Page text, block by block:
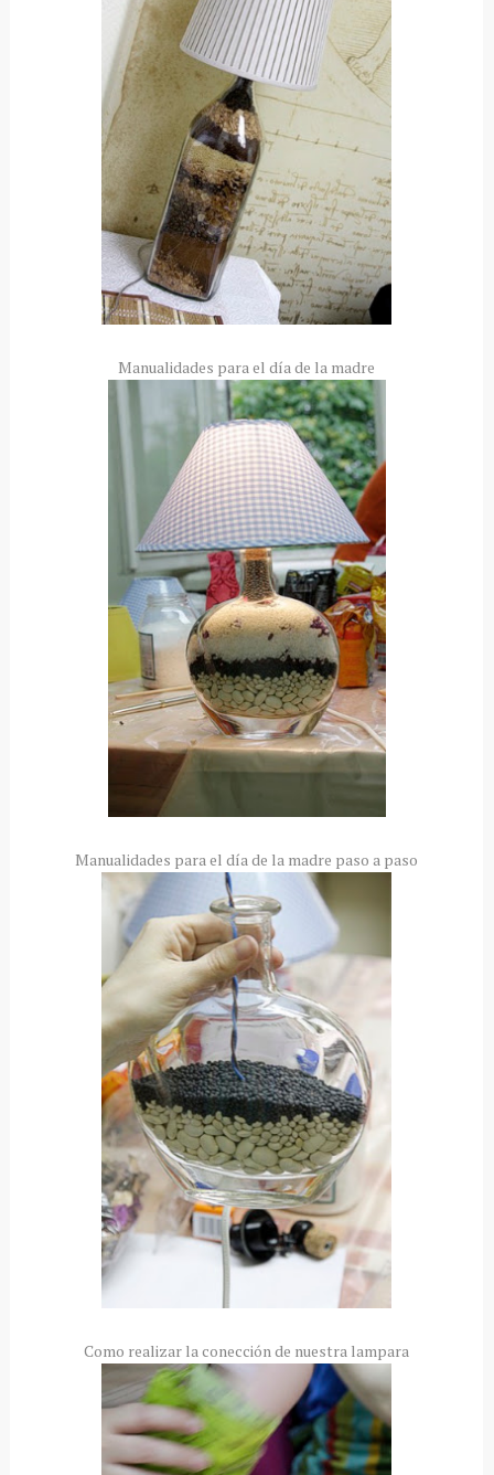
Manualidades para el día de la madre
Manualidades para el día de la madre paso a paso
Como realizar la conección de nuestra lampara